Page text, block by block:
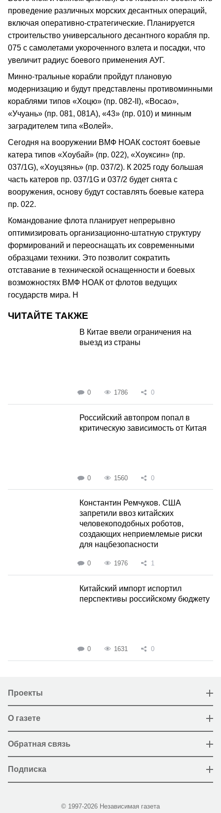
проведение различных морских десантных операций,
включая оперативно-стратегические. Планируется
строительство универсального десантного корабля пр.
075 с самолетами укороченного взлета и посадки, что
увеличит радиус боевого применения АУГ.
Минно-тральные корабли пройдут плановую
модернизацию и будут представлены противоминными
кораблями типов «Хоцю» (пр. 082-II), «Восао»,
«Учуань» (пр. 081, 081А), «43» (пр. 010) и минным
заградителем типа «Волей».
Сегодня на вооружении ВМФ НОАК состоят боевые
катера типов «Хоубай» (пр. 022), «Хоуксин» (пр.
037/1G), «Хоуцзянь» (пр. 037/2). К 2025 году большая
часть катеров пр. 037/1G и 037/2 будет снята с
вооружения, основу будут составлять боевые катера
пр. 022.
Командование флота планирует непрерывно
оптимизировать организационно-штатную структуру
формирований и переоснащать их современными
образцами техники. Это позволит сократить
отставание в технической оснащенности и боевых
возможностях ВМФ НОАК от флотов ведущих
государств мира. H
ЧИТАЙТЕ ТАКЖЕ
В Китае ввели ограничения на
выезд из страны
0 1786 0
Российский автопром попал в
критическую зависимость от Китая
0 1560 0
Константин Ремчуков. США
запретили ввоз китайских
человекоподобных роботов,
создающих неприемлемые риски
для нацбезопасности
0 1976 1
Китайский импорт испортил
перспективы российскому бюджету
0 1631 0
Проекты
О газете
Обратная связь
Подписка
© 1997-2026 Независимая газета